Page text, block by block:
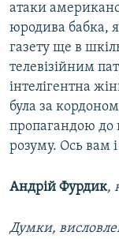
атаки
юродива бабка,
газету ще в
телевізійним
інтелігентна
була за
пропагандою до
розуму. Ось вам
Андрій Фурдик,
Думки,